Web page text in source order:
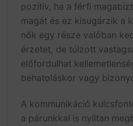
pozitív, ha a férfi
magát és ez kisugárzik a
nők egy része valóban
érzetet, de túlzott
előfordulhat
behatoláskor vagy
A kommunikáció
a párunkkal is nyíltan